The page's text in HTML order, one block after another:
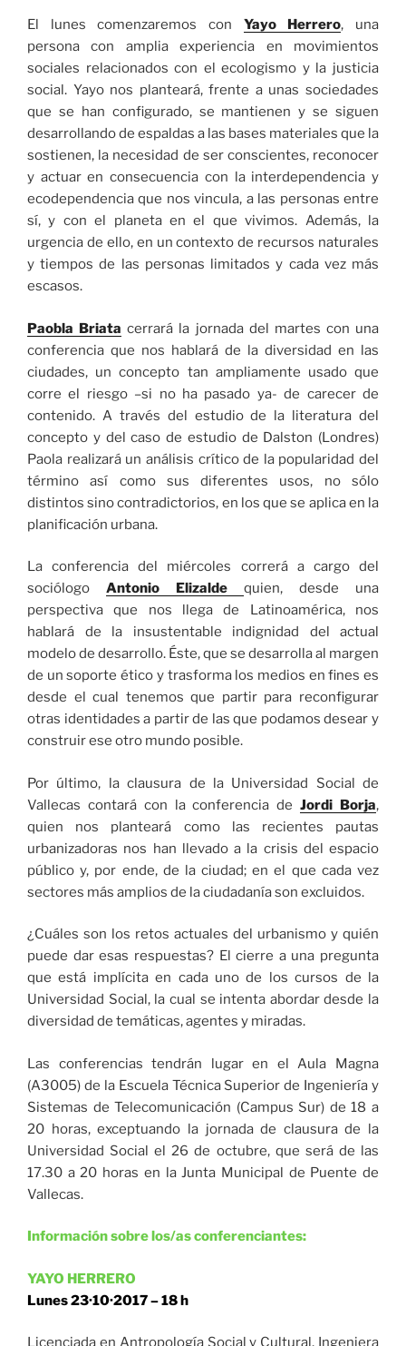
El lunes comenzaremos con Yayo Herrero, una
persona con amplia experiencia en movimientos
sociales relacionados con el ecologismo y la justicia
social. Yayo nos planteará, frente a unas sociedades
que se han configurado, se mantienen y se siguen
desarrollando de espaldas a las bases materiales que la
sostienen, la necesidad de ser conscientes, reconocer
y actuar en consecuencia con la interdependencia y
ecodependencia que nos vincula, a las personas entre
sí, y con el planeta en el que vivimos. Además, la
urgencia de ello, en un contexto de recursos naturales
y tiempos de las personas limitados y cada vez más
escasos.
Paobla Briata cerrará la jornada del martes con una
conferencia que nos hablará de la diversidad en las
ciudades, un concepto tan ampliamente usado que
corre el riesgo –si no ha pasado ya- de carecer de
contenido. A través del estudio de la literatura del
concepto y del caso de estudio de Dalston (Londres)
Paola realizará un análisis crítico de la popularidad del
término así como sus diferentes usos, no sólo
distintos sino contradictorios, en los que se aplica en la
planificación urbana.
La conferencia del miércoles correrá a cargo del
sociólogo Antonio Elizalde
quien, desde una
perspectiva que nos llega de Latinoamérica, nos
hablará de la insustentable indignidad del actual
modelo de desarro­llo. Éste, que se desarrolla al margen
de un soporte ético y trasforma los medios en fines es
desde el cual tenemos que partir para reconfigurar
otras identidades a partir de las que podamos desear y
construir ese otro mundo posible.
Por último, la clausura de la Universidad Social de
Vallecas contará con la conferencia deJordi Borja,
quien nos planteará como las recientes pautas
urbanizadoras nos han llevado a la crisis del espacio
público y, por ende, de la ciudad; en el que cada vez
sectores más amplios de la ciudadanía son excluidos.
¿Cuáles son los retos actuales del urbanismo y quién
puede dar esas respuestas? El cierre a una pregunta
que está implícita en cada uno de los cursos de la
Universidad Social, la cual se intenta abordar desde la
diversidad de temáticas, agentes y miradas.
Las conferencias tendrán lugar en el Aula Magna
(A3005) de la Escuela Técnica Superior de Ingeniería y
Sistemas de Telecomunicación (Campus Sur) de 18 a
20 horas, exceptuando la jornada de clausura de la
Universidad Social el 26 de octubre, que será de las
17.30 a 20 horas en la Junta Municipal de Puente de
Vallecas.
Información sobre los/as conferenciantes:
YAYO HERRERO
Lunes 23·10·2017 – 18 h
Licenciada en Antropología Social y Cultural, Ingeniera